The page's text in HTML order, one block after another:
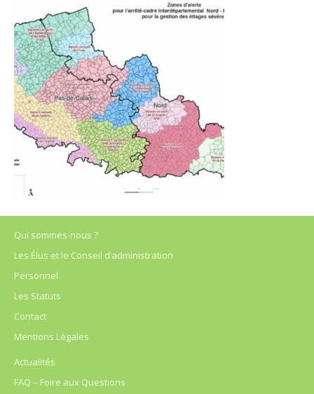
Qui sommes-nous ?
Les Élus et le Conseil d’administration
Personnel
Les Statuts
Contact
Mentions Légales
Actualités
FAQ – Foire aux Questions